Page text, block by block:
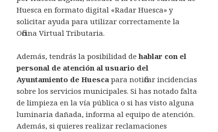
Huesca en formato digital «Radar Huesca» y
solicitar ayuda para utilizar correctamente la
Oficina Virtual Tributaria.
Además, tendrás la posibilidad dehablar con el
personal de atención al usuario del
Ayuntamiento de Huesca para notificar incidencias
sobre los servicios municipales. Si has notado falta
de limpieza en la vía pública o si has visto alguna
luminaria dañada, informa al equipo de atención.
Además, si quieres realizar reclamaciones